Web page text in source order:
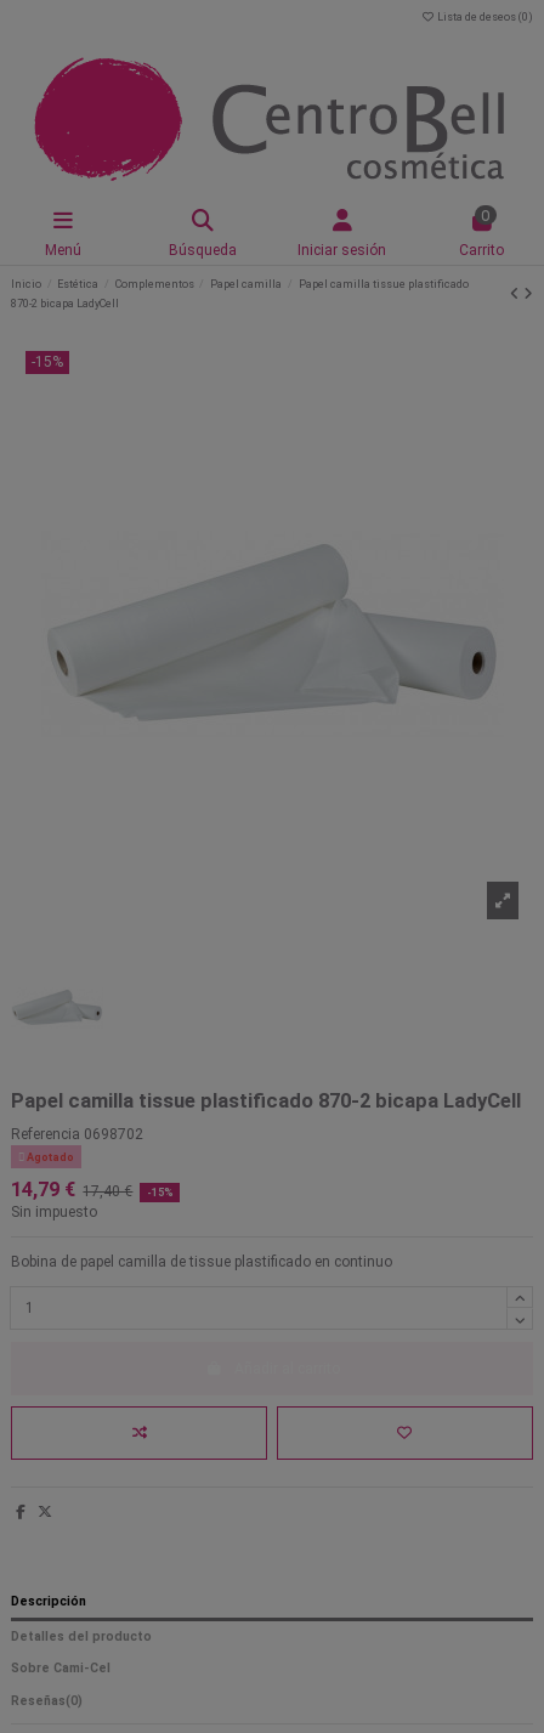
Lista de deseos (0 )
Menú Búsqueda Iniciar sesión
0
Carrito
Inicio Estética Complementos Papel camilla
Papel camilla tissue plastificado
870-2 bicapa LadyCell
-15%
Papel camilla tissue plastificado 870-2 bicapa LadyCell
Referencia 0698702
 Agotado
14,79 € 17,40 € -15%
Sin impuesto
Bobina de papel camilla de tissue plastificado en continuo
Descripción
Detalles del producto
Sobre Cami-Cel
Reseñas(0)